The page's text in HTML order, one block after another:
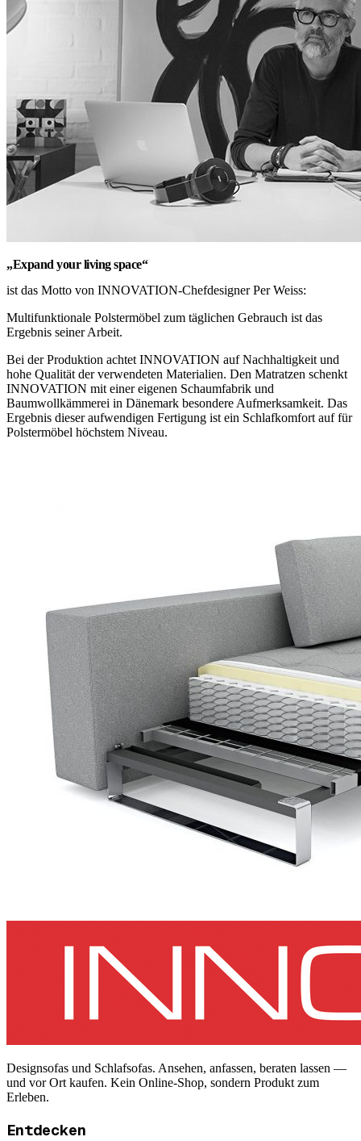
„Expand your living space“
ist das Motto von INNOVATION-Chefdesigner Per Weiss:
Multifunktionale Polstermöbel zum täglichen Gebrauch ist das
Ergebnis seiner Arbeit.
Bei der Produktion achtet INNOVATION auf Nachhaltigkeit und
hohe Qualität der verwendeten Materialien. Den Matratzen schenkt
INNOVATION mit einer eigenen Schaumfabrik und
Baumwollkämmerei in Dänemark besondere Aufmerksamkeit. Das
Ergebnis dieser aufwendigen Fertigung ist ein Schlafkomfort auf für
Polstermöbel höchstem Niveau.
Designsofas und Schlafsofas. Ansehen, anfassen, beraten lassen —
und vor Ort kaufen. Kein Online-Shop, sondern Produkt zum
Erleben.
Entdecken